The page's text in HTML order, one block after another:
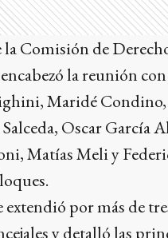
Comisión de
la reunión
Maridé
Oscar García
Matías Meli y
por más de
y detalló las